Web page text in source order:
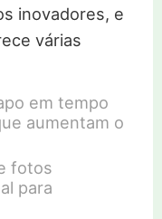
inovadores, e
várias
em tempo
aumentam o
fotos
para